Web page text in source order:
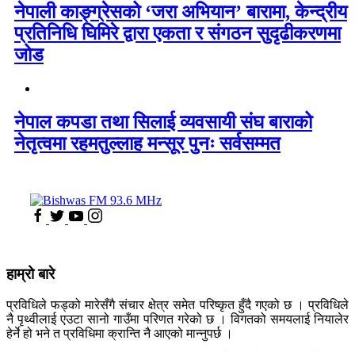
नेपाली काङ्ग्रेसको ‘जरा अभियान’ बारामा, केन्द्रीय
प्रतिनिधि घिमिरे द्वारा एकता र संगठन सुदृढीकरणमा
जोड
नेपाल कपडा तथा सिलाई व्यवसायी संघ बाराको
नेतृत्वमा रहमतुल्लाह मन्सूर पुनः सर्वसम्मत
हाम्रो बारे
प्रविधिले फड्को मारेसँगै संचार क्षेत्र समेत परिष्कृत हुँदै गएको छ । प्रविधिले
नै पृथ्वीलाई एउटा सानो गाउँमा परिणत गरेको छ । विगतको समयलाई नियालेर
हेर्ने हो भने त प्रविधिमा क्रान्ति नै आएको मान्नुपर्छ ।